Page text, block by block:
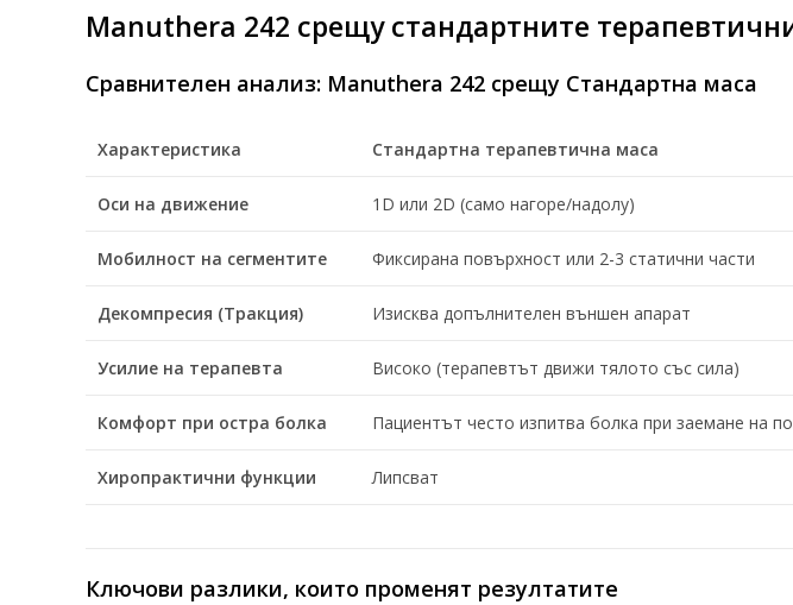
Manuthera 242 срещу стандартните
Сравнителен анализ: Manuthera 242 срещу Стандартна маса
Характеристика Стандартна терапевтична маса
Оси на движение 1D или 2D (само нагоре/надолу)
Мобилност на сегментите Фиксирана повърхност или 2-3 статични части
Декомпресия (Тракция) Изисква допълнителен външен апарат
Усилие на терапевта Високо (терапевтът движи тялото със сила)
Комфорт при остра болка Пациентът често изпитва болка при заемане на
Хиропрактични функции Липсват
Ключови разлики, които променят резултатите